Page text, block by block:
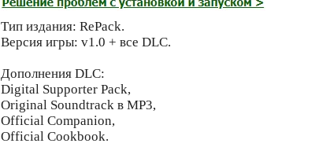
Тип издания: RePack.
Версия игры: v1.0 + все DLC.
Дополнения DLC:
Digital Supporter Pack,
Original Soundtrack в MP3,
Official Companion,
Official Cookbook.